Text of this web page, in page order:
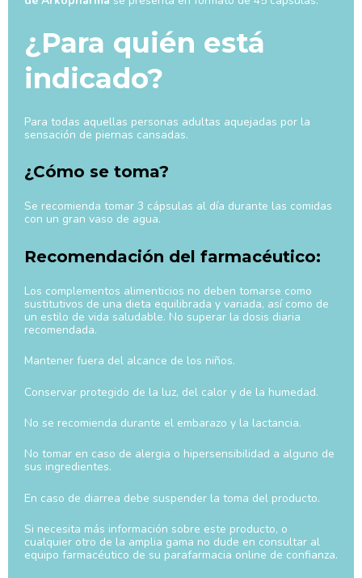
¿Para quién está
indicado?
Para todas aquellas personas adultas aquejadas por la
sensación de piernas cansadas.
¿Cómo se toma?
Se recomienda tomar 3 cápsulas al día durante las comidas
con un gran vaso de agua.
Recomendación del farmacéutico:
Los complementos alimenticios no deben tomarse como
sustitutivos de una dieta equilibrada y variada, así como de
un estilo de vida saludable. No superar la dosis diaria
recomendada.
Mantener fuera del alcance de los niños.
Conservar protegido de la luz, del calor y de la humedad.
No se recomienda durante el embarazo y la lactancia.
No tomar en caso de alergia o hipersensibilidad a alguno de
sus ingredientes.
En caso de diarrea debe suspender la toma del producto.
Si necesita más información sobre este producto, o
cualquier otro de la amplia gama no dude en consultar al
equipo farmacéutico de su parafarmacia online de confianza.